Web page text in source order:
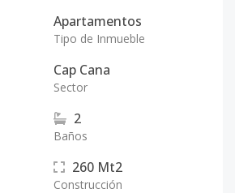
Apartamentos
Tipo de Inmueble
Cap Cana
Sector
2
Baños
260 Mt2
Construcción